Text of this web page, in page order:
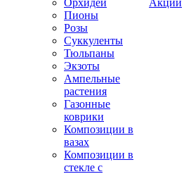
Орхидеи
Пионы
Розы
Суккуленты
Тюльпаны
Экзоты
Ампельные
растения
Газонные
коврики
Композиции в
вазах
Композиции в
стекле с
Акции